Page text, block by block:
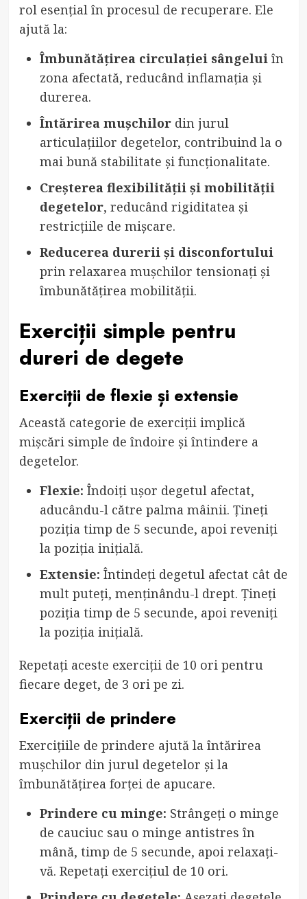
rol esențial în procesul de recuperare. Ele
ajută la:
Îmbunătățirea circulației sângeluiîn
zona afectată, reducând inflamația și
durerea.
Întărirea mușchilordin jurul
articulațiilor degetelor, contribuind la o
mai bună stabilitate și funcționalitate.
Creșterea flexibilității și mobilității
degetelor, reducând rigiditatea și
restricțiile de mișcare.
Reducerea durerii și disconfortului
prin relaxarea mușchilor tensionați și
îmbunătățirea mobilității.
Exerciții simple pentru
dureri de degete
Exerciții de flexie și extensie
Această categorie de exerciții implică
mișcări simple de îndoire și întindere a
degetelor.
Flexie: Îndoiți ușor degetul afectat,
aducându-l către palma mâinii. Țineți
poziția timp de 5 secunde, apoi reveniți
la poziția inițială.
Extensie: Întindeți degetul afectat cât de
mult puteți, menținându-l drept. Țineți
poziția timp de 5 secunde, apoi reveniți
la poziția inițială.
Repetați aceste exerciții de 10 ori pentru
fiecare deget, de 3 ori pe zi.
Exerciții de prindere
Exercițiile de prindere ajută la întărirea
mușchilor din jurul degetelor și la
îmbunătățirea forței de apucare.
Prindere cu minge: Strângeți o minge
de cauciuc sau o minge antistres în
mână, timp de 5 secunde, apoi relaxați-
vă. Repetați exercițiul de 10 ori.